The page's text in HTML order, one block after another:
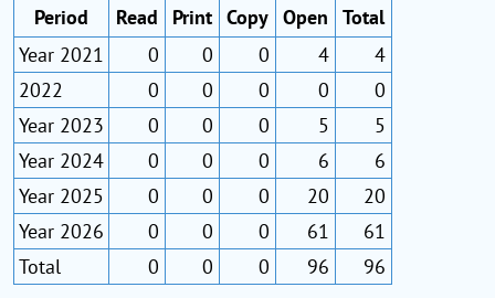
Period Read Print Copy Open
Total
Year 2021
0 0 0 4
4
2022
0 0 0 0
0
Year 2023
0 0 0 5
5
Year 2024
0 0 0 6
6
Year 2025
0 0 0 20
20
Year 2026
0 0 0 61
61
Total
0 0 0 96 96